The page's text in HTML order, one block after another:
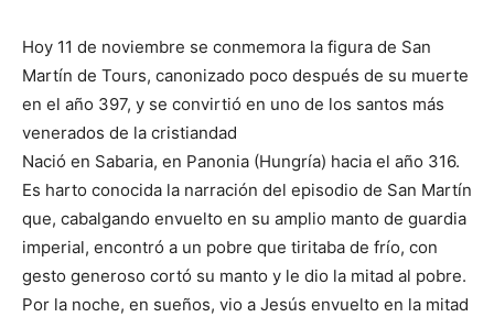
Hoy 11 de noviembre se conmemora la figura de San
Martín de Tours, canonizado poco después de su muerte
en el año 397, y se convirtió en uno de los santos más
venerados de la cristiandad
Nació en Sabaria, en Panonia (Hungría) hacia el año 316.
Es harto conocida la narración del episodio de San Martín
que, cabalgando envuelto en su amplio manto de guardia
imperial, encontró a un pobre que tiritaba de frío, con
gesto generoso cortó su manto y le dio la mitad al pobre.
Por la noche, en sueños, vio a Jesús envuelto en la mitad